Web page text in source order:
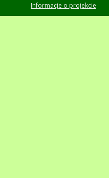
Informacje o projekcie